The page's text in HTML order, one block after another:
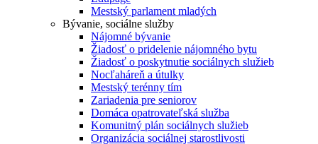
Mestský parlament mladých
Bývanie, sociálne služby
Nájomné bývanie
Žiadosť o pridelenie nájomného bytu
Žiadosť o poskytnutie sociálnych služieb
Nocľaháreň a útulky
Mestský terénny tím
Zariadenia pre seniorov
Domáca opatrovateľská služba
Komunitný plán sociálnych služieb
Organizácia sociálnej starostlivosti